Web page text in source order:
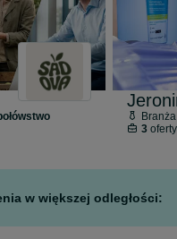
3
w większej odległości: